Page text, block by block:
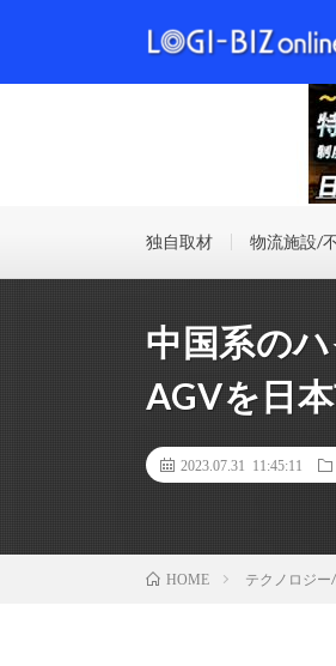
独自取材 物流施設/
中国系の
AGVを日
2023.07.31 11:45:11
HOME テクノロジー